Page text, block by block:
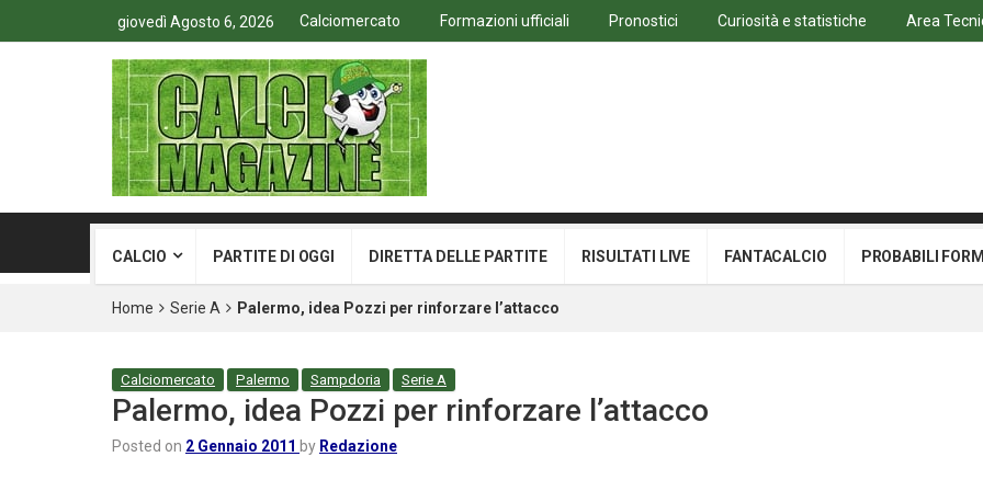
giovedì Agosto 6, 2026 Calciomercato Formazioni ufficiali Pronostici Curiosità e statistiche Area
CALCIO PARTITE DI OGGI DIRETTA DELLE PARTITE RISULTATI LIVE FANTACALCIO PROBABILI
Home Serie A Palermo, idea Pozzi per rinforzare l’attacco
Calciomercato Palermo Sampdoria Serie A
Palermo, idea Pozzi per rinforzare l’attacco
Posted on 2 Gennaio 2011 by Redazione